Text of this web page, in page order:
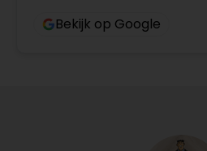
Bekijk op Google